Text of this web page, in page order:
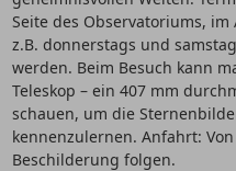
Seite des Observatoriums,
z.B. donnerstags und
werden. Beim Besuch kann
Teleskop – ein 407 mm
schauen, um die
kennenzulernen. Anfahrt:
Beschilderung folgen.